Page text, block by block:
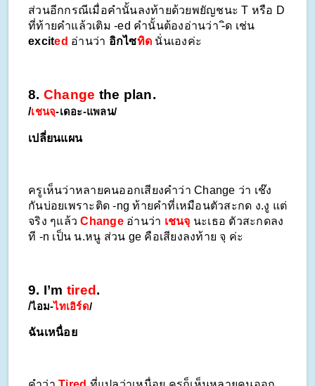
ส่วนอีกกรณีเมื่อคำนั้นลงท้ายด้วยพยัญชนะ T หรือ D
excited อ่านว่า อิกไซทิด นั่นเองค่ะ
8. Change the plan.
/เชนจฺ-เดอะ-แพลน/
เปลี่ยนแผน
ครูเห็นว่าหลายคนออกเสียงคำว่า Change ว่า เช๊ง
กันบ่อยเพราะติด -ng ท้ายคำที่เหมือนตัวสะกด ง.งู แต่
จริง ๆแล้ว Change อ่านว่า เชนจฺ นะเธอ ตัวสะกดลง
ที -n เป็น น.หนู ส่วน ge คือเสียงลงท้าย จฺ ค่ะ
9. I’m tired .
/ไอม-ไทเอิร์ด/
ฉันเหนื่อย